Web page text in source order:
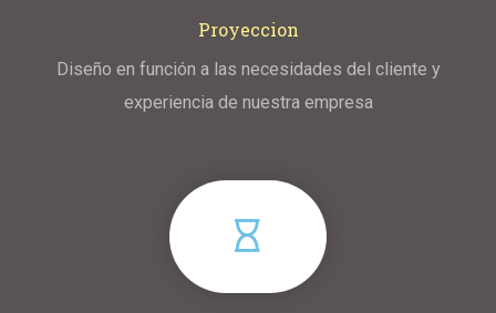
Proyeccion
Diseño en función a las necesidades del cliente y
experiencia de nuestra empresa